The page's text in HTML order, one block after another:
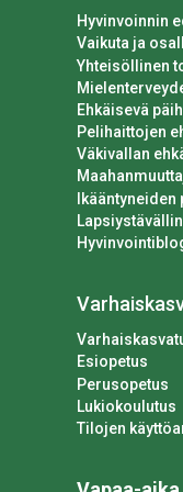
Hyvinvoinnin
Vaikuta ja
Yhteisöllinen
Ehkäisevä
Pelihaittojen
Väkivallan
Ikääntyneiden
Esiopetus
Perusopetus
Lukiokoulutus
Tilojen